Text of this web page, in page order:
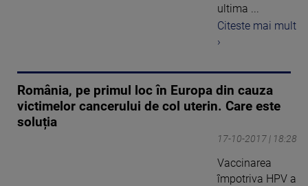
ultima ...
Citeste mai mult
›
România, pe primul loc în Europa din cauza
victimelor cancerului de col uterin. Care este
soluția
17-10-2017 | 18:28
Vaccinarea
împotriva HPV a